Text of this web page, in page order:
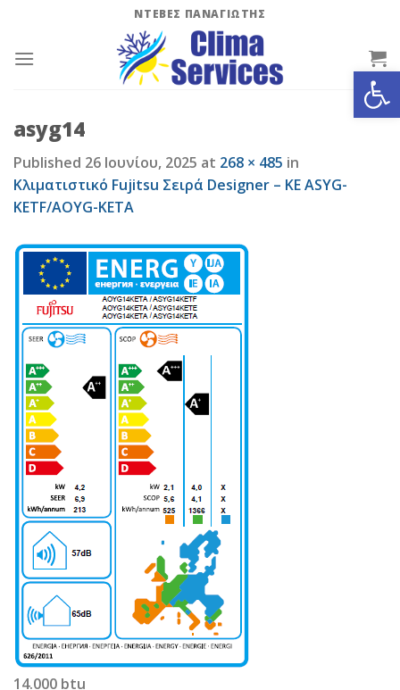
content
ΝΤΕΒΕΣ ΠΑΝΑΓΙΩΤΗΣ
asyg14
Published 26 Ιουνίου, 2025 at 268 × 485 in
Κλιματιστικό Fujitsu Σειρά Designer – KΕ ASYG-
KETF/AOYG-KETA
14.000 btu